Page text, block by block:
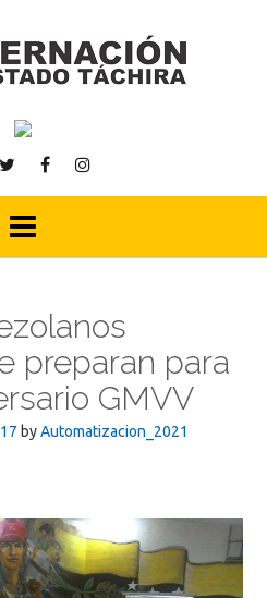
preparan para
GMVV
byAutomatizacion_2021